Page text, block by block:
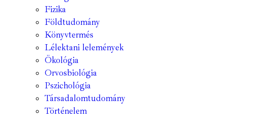
Fizika
Földtudomány
Könyvtermés
Lélektani lelemények
Ökológia
Orvosbiológia
Pszichológia
Társadalomtudomány
Történelem